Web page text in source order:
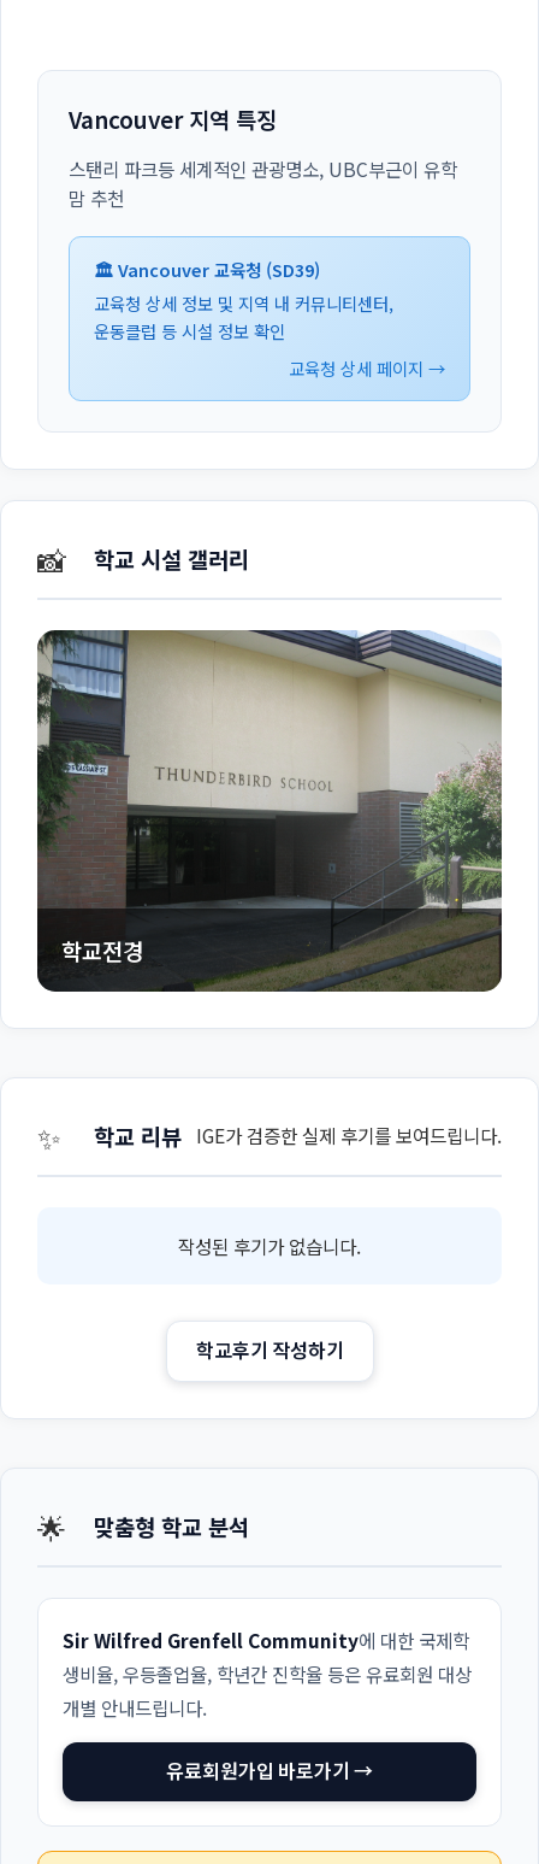
Vancouver 지역 특징
스탠리 파크등 세계적인 관광명소, UBC부근이 유학
맘 추천
🏛️ Vancouver 교육청 (SD39)
교육청 상세 정보 및 지역 내 커뮤니티센터,
운동클럽 등 시설 정보 확인
교육청 상세 페이지 →
📸 학교 시설 갤러리
학교전경
✨ 학교 리뷰 IGE가 검증한 실제 후기를 보여드립니다.
작성된 후기가 없습니다.
학교후기 작성하기
🌟 맞춤형 학교 분석
Sir Wilfred Grenfell Community에 대한 국제학
생비율, 우등졸업율, 학년간 진학율 등은 유료회원 대상
개별 안내드립니다.
유료회원가입 바로가기 →